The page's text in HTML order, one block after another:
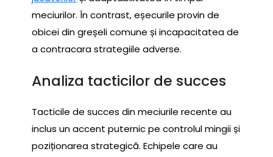
meciurilor. În contrast, eșecurile provin de
obicei din greșeli comune și incapacitatea de
a contracara strategiile adverse.
Analiza tacticilor de succes
Tacticile de succes din meciurile recente au
inclus un accent puternic pe controlul mingii și
poziționarea strategică. Echipele care au